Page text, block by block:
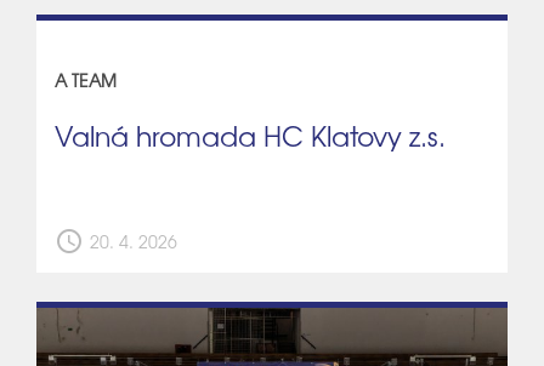
A TEAM
Valná hromada HC Klatovy z.s.
schedule 20. 4. 2026